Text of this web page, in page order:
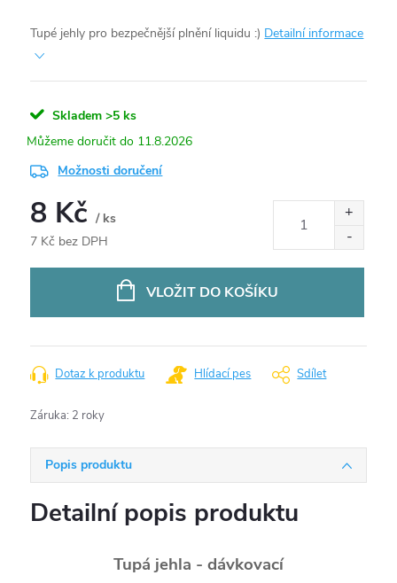
Tupé jehly pro bezpečnější plnění liquidu :) Detailní informace
Skladem >5 ks
11.8.2026
Možnosti doručení
8 Kč/ ks
7 Kč bez DPH
VLOŽIT DO KOŠÍKU
Dotaz k produktu Hlídací pes Sdílet
Záruka: 2 roky
Popis produktu
Detailní popis produktu
Tupá jehla - dávkovací